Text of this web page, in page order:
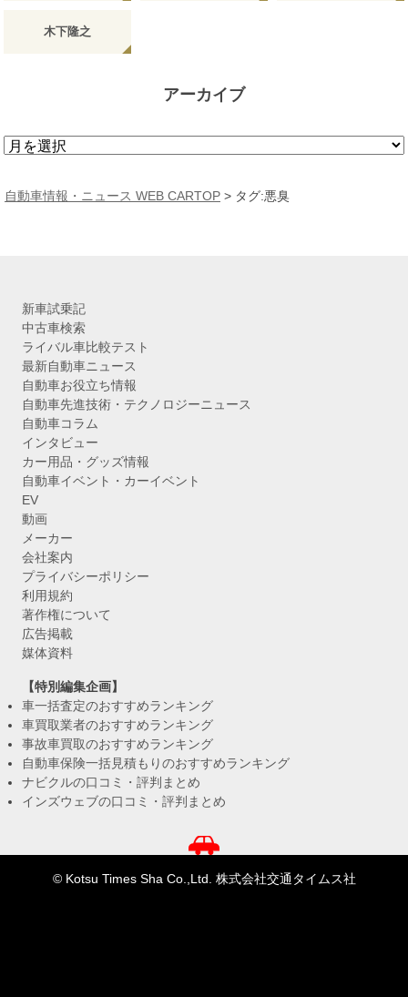
木下隆之
アーカイブ
ア
カ
自動車情報・ニュース WEB CARTOP > タグ:悪臭
新車試乗記
中古車検索
ライバル車比較テスト
最新自動車ニュース
自動車お役立ち情報
自動車先進技術・テクノロジーニュース
自動車コラム
インタビュー
カー用品・グッズ情報
自動車イベント・カーイベント
EV
動画
メーカー
会社案内
プライバシーポリシー
利用規約
著作権について
広告掲載
媒体資料
【特別編集企画】
車一括査定のおすすめランキング
車買取業者のおすすめランキング
事故車買取のおすすめランキング
自動車保険一括見積もりのおすすめランキング
ナビクルの口コミ・評判まとめ
インズウェブの口コミ・評判まとめ
© Kotsu Times Sha Co.,Ltd. 株式会社交通タイムス社